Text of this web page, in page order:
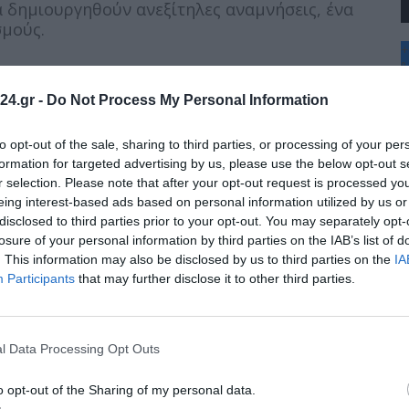
- Do Not Process My Personal Information
opt-out of the sale, sharing to third parties, or processing of your
for targeted advertising by us, please use the below opt-out
selection. Please note that after your opt-out request is processed
interest-based ads based on personal information utilized by us
to third parties prior to your opt-out. You may separately
of your personal information by third parties on the IAB’s list of
This information may also be disclosed by us to third parties on the
Participants that may further disclose it to other third parties.
Data Processing Opt Outs
opt-out of the Sharing of my personal data.
ανεξίτηλες αναμνήσεις, ένα
δραστηριότητα με θετικό
τις επί μέρους δραστηριότητες,
στη φύση (44%), το μαγείρεμα στη φωτιά
σκηνής (32%).
οι εμπειρίες που αποκομίζουν τα παιδιά
τις δεξιότητες επίλυσης προβλημάτων
ανθεκτικότητά τους (54%).
από τη θετική επίδραση της φύσης,
ότι μπορούν να συγκεντρώνονται
όταν βρίσκονται στην ύπαιθρο
χαλαροί και χωρίς έγνοιες σε τέτοια
+
°